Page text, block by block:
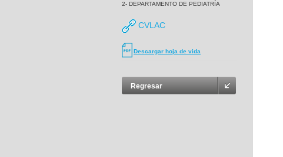
2- DEPARTAMENTO DE PEDIATRÍA
CVLAC
Descargar hoja de vida
Regresar